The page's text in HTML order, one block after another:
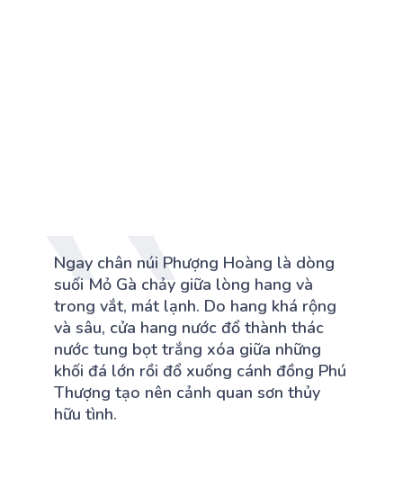
Ngay chân núi Phượng Hoàng là dòng
suối Mỏ Gà chảy giữa lòng hang và
trong vắt, mát lạnh. Do hang khá rộng
và sâu, cửa hang nước đổ thành thác
nước tung bọt trắng xóa giữa những
khối đá lớn rồi đổ xuống cánh đồng Phú
Thượng tạo nên cảnh quan sơn thủy
hữu tình.